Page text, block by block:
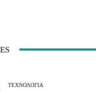
ΤΕΧΝΟΛΟΓΊΑ